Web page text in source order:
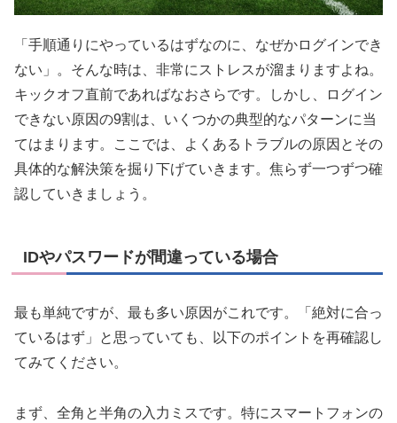
「手順通りにやっているはずなのに、なぜかログインでき
ない」。そんな時は、非常にストレスが溜まりますよね。
キックオフ直前であればなおさらです。しかし、ログイン
できない原因の9割は、いくつかの典型的なパターンに当
てはまります。ここでは、よくあるトラブルの原因とその
具体的な解決策を掘り下げていきます。焦らず一つずつ確
認していきましょう。
IDやパスワードが間違っている場合
最も単純ですが、最も多い原因がこれです。「絶対に合っ
ているはず」と思っていても、以下のポイントを再確認し
てみてください。
まず、全角と半角の入力ミスです。特にスマートフォンの